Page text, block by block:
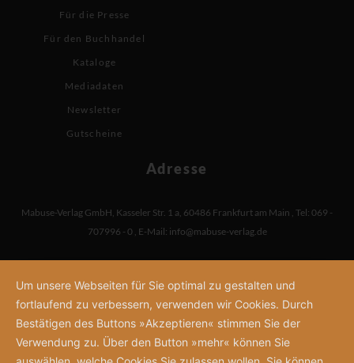
Für die Presse
Für den Buchhandel
Kataloge
Mediadaten
Newsletter
Gutscheine
Adresse
Mabuse-Verlag GmbH Kasseler Str. 1 a 60486 Frankfurt am Main Tel: 069 -
707996 - 0 E-Mail: info@mabuse-verlag.de
Um unsere Webseiten für Sie optimal zu gestalten und
fortlaufend zu verbessern, verwenden wir Cookies. Durch
Bestätigen des Buttons »Akzeptieren« stimmen Sie der
Verwendung zu. Über den Button »mehr« können Sie